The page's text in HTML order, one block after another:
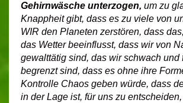
Gehirnwäsche unterzogen, um zu
Knappheit gibt, dass es zu viele von
WIR den Planeten zerstören, dass
das Wetter beeinflusst, dass wir von
gewalttätig sind, das wir schwach und
begrenzt sind, dass es ohne ihre
Kontrolle Chaos geben würde, dass
in der Lage ist, für uns zu